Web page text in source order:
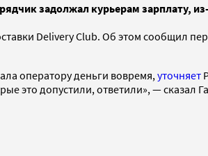
задолжал курьерам зарплату, из-
Delivery Club. Об этом сообщил
оператору деньги вовремя, уточняет
это допустили, ответили», — сказал